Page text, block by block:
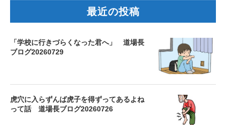
最近の投稿
「学校に行きづらくなった君へ」 道場長
ブログ20260729
虎穴に入らずんば虎子を得ずってあるよね
って話 道場長ブログ20260726